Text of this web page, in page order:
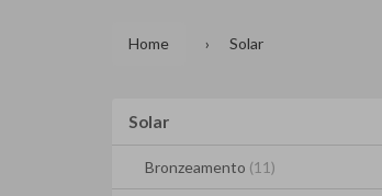
Home Solar
Solar
Bronzeamento (11)